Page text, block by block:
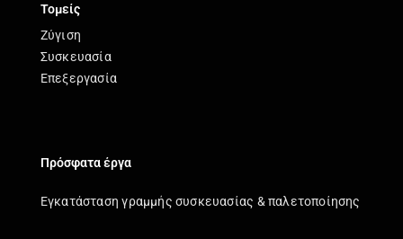
Τομείς
Ζύγιση
Συσκευασία
Επεξεργασία
Πρόσφατα έργα
Εγκατάσταση γραμμής συσκευασίας & παλετοποίησης